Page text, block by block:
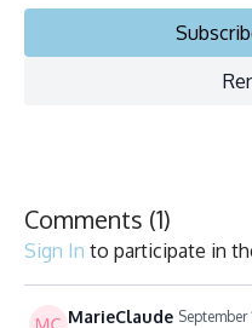
Durée/Duration: 20 minutes
Comments (1)
Sign In to participate in
MarieClaude September